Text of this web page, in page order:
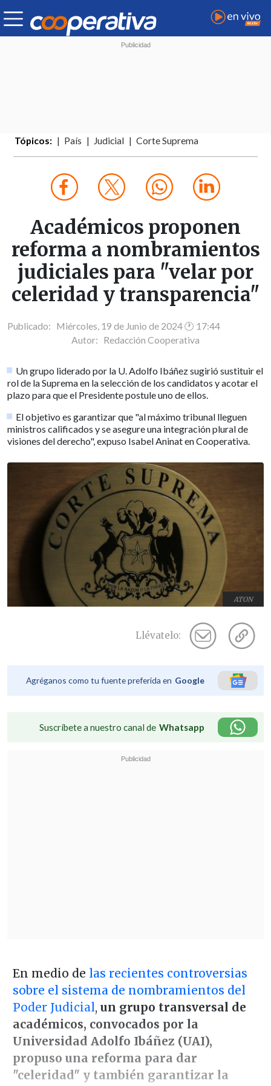
Tópicos: País Judicial Corte Suprema
Académicos proponen
reforma a nombramientos
judiciales para "velar por
celeridad y transparencia"
Publicado: Miércoles, 19 de Junio de 2024 🕐 17:44
Autor: Redacción Cooperativa
Un grupo liderado por la U. Adolfo Ibáñez sugirió sustituir el
rol de la Suprema en la selección de los candidatos y acotar el
plazo para que el Presidente postule uno de ellos.
El objetivo es garantizar que "al máximo tribunal lleguen
ministros calificados y se asegure una integración plural de
visiones del derecho", expuso Isabel Aninat en Cooperativa.
ATON
Llévatelo:
Agréganos como tu fuente preferida en Google
Suscríbete a nuestro canal de Whatsapp
En medio de las recientes controversias
sobre el sistema de nombramientos del
Poder Judicial, un grupo transversal de
académicos, convocados por la
Universidad Adolfo Ibáñez (UAI),
propuso una reforma para dar
"celeridad" y también garantizar la